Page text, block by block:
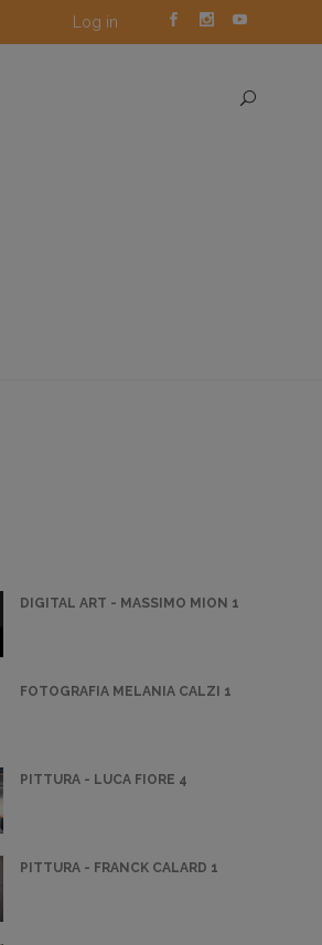
Log in
DIGITAL ART - MASSIMO MION 1
FOTOGRAFIA MELANIA CALZI 1
PITTURA - LUCA FIORE 4
PITTURA - FRANCK CALARD 1